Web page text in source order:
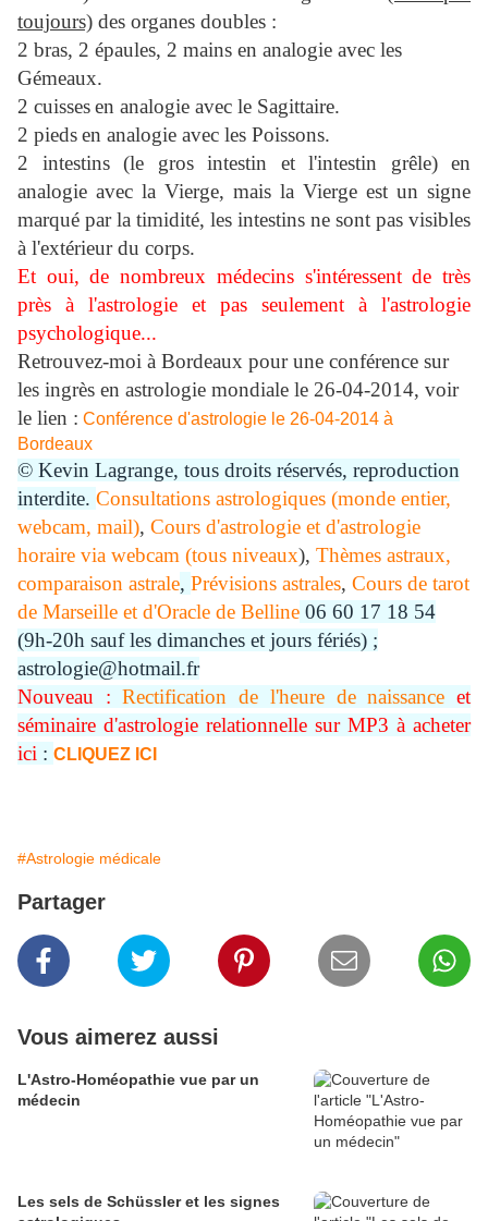
toujours) des organes doubles :
2 bras, 2 épaules, 2 mains en analogie avec les
Gémeaux.
2 cuissesen analogie avec le Sagittaire.
2 piedsen analogie avec les Poissons.
2 intestins (le gros intestin et l'intestin grêle) en
analogie avec la Vierge, mais la Vierge est un signe
marqué par la timidité, les intestins ne sont pas visibles
à l'extérieur du corps.
Et oui, de nombreux médecins s'intéressent de très
près à l'astrologie et pas seulement à l'astrologie
psychologique...
Retrouvez-moi à Bordeaux pourune conférence sur
les ingrès en astrologie mondiale le 26-04-2014, voir
le lien : Conférence d'astrologie le 26-04-2014 à
Bordeaux
© Kevin Lagrange, tous droits réservés, reproduction
interdite. Consultations astrologiques (monde entier,
webcam, mail), Cours d'astrologie et d'astrologie
horaire via webcam (tous niveaux), Thèmes astraux,
comparaison astrale, Prévisions astrales, Cours de tarot
de Marseille et d'Oracle de Belline 06 60 17 18 54
(9h-20h sauf les dimanches et jours fériés) ;
astrologie@hotmail.fr
Nouveau :Rectification de l'heure de naissance et
séminaire d'astrologie relationnelle sur MP3 à acheter
ici : CLIQUEZ ICI
#Astrologie médicale
Partager
Vous aimerez aussi
L'Astro-Homéopathie vue par un
médecin
Les sels de Schüssler et les signes